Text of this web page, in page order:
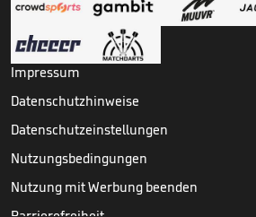
Impressum
Datenschutzhinweise
Datenschutzeinstellungen
Nutzungsbedingungen
Nutzung mit Werbung beenden